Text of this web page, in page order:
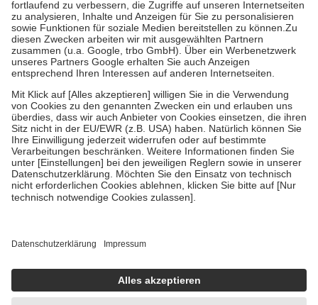
Diese Regeln gelten grundsätzlich auch für Online-Apotheken.
Bei Heilmitteln und häuslicher Krankenpflege beträgt die
Zuzahlung zehn Prozent der Kosten sowie zehn Euro je
Verordnung.
Um das Engagement der Versicherten für ihre eigene Gesundheit zu
stärken und die besondere Stellung der Familie zu unterstützen,
fallenkeine Zuzahlungenan bei:
• Kindern und Jugendlichen bis zum vollendeten 18. Lebensjahr
mit Ausnahme der Fahrkosten
• Untersuchungen zur Vorsorge und Früherkennung, die von der
GKV getragen werden
• empfohlenen Schutzimpfungen
• Harn- und Blutteststreifen
getroffen, um sicherzustellen, dass es sich um echte Bewertungen
https://help.etrusted.com/hc/de/articles/4419944605341
Einige Bilder und Inhalte wurden unter Zuhilfenahme künstlicher